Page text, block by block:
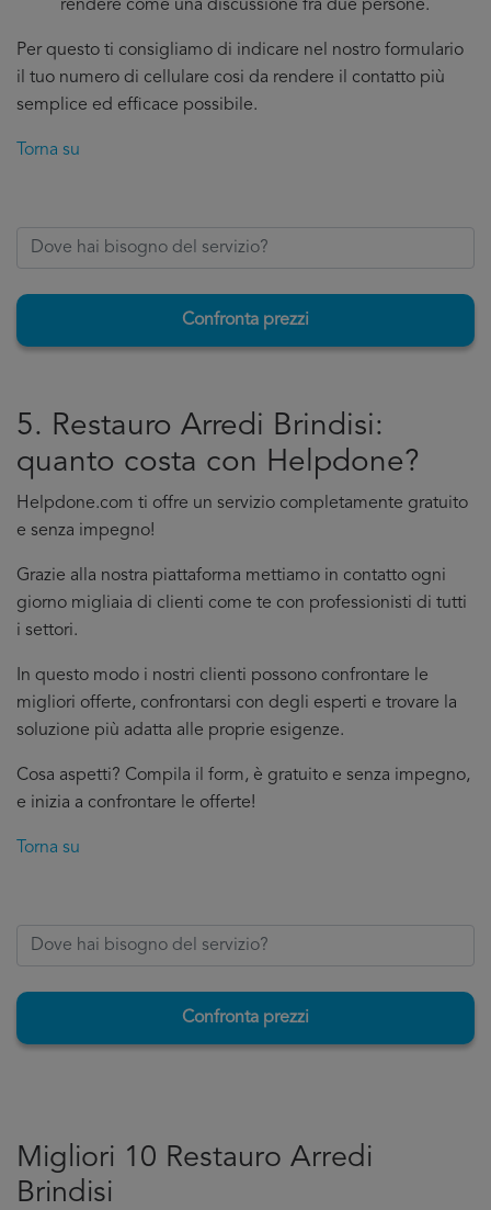
rendere come una discussione fra due persone.
Per questo ti consigliamo di indicare nel nostro formulario
il tuo numero di cellulare cosi da rendere il contatto più
semplice ed efficace possibile.
Torna su
Confronta prezzi
5. Restauro Arredi Brindisi:
quanto costa con Helpdone?
Helpdone.com ti offre un servizio completamente gratuito
e senza impegno!
Grazie alla nostra piattaforma mettiamo in contatto ogni
giorno migliaia di clienti come te con professionisti di tutti
i settori.
In questo modo i nostri clienti possono confrontare le
migliori offerte, confrontarsi con degli esperti e trovare la
soluzione più adatta alle proprie esigenze.
Cosa aspetti? Compila il form, è gratuito e senza impegno,
e inizia a confrontare le offerte!
Torna su
Confronta prezzi
Migliori 10 Restauro Arredi
Brindisi